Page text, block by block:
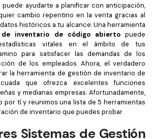
online
Nuevo
ayudarte a planificar con anticipación,
cambio repentino en la venta gracias al
históricos a tu alcance. Una herramienta
de inventario de código abiertopuede
vitales en el ámbito de tus
para satisfacer las demandas de los
de los empleados. Ahora, el verdadero
la herramienta de gestión de inventario de
que ofrezca excelentes funciones
y medianas empresas. Afortunadamente,
por tí y reunimos una lista de 5 herramientas
de inventario que puedes probar.
Sistemas de Gestión